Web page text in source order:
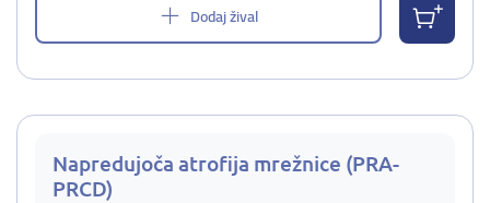
Dodaj žival
Napredujoča atrofija mrežnice (PRA-
PRCD)